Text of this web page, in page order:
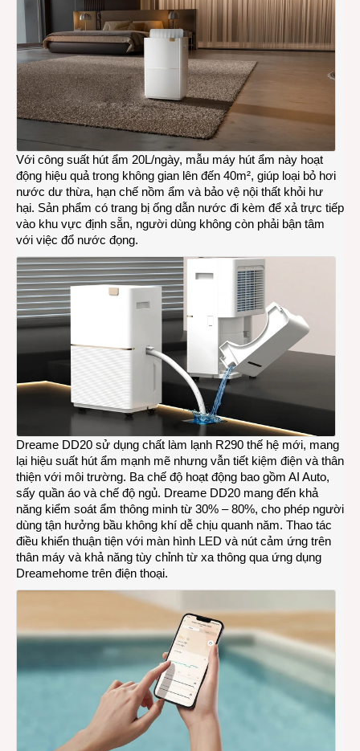
Với công suất hút ẩm 20L/ngày, mẫu máy hút ẩm này hoạt
động hiệu quả trong không gian lên đến 40m², giúp loại bỏ hơi
nước dư thừa, hạn chế nồm ẩm và bảo vệ nội thất khỏi hư
hại. Sản phẩm có trang bị ống dẫn nước đi kèm để xả trực tiếp
vào khu vực định sẵn, người dùng không còn phải bận tâm
với việc đổ nước đọng.
Dreame DD20 sử dụng chất làm lạnh R290 thế hệ mới, mang
lại hiệu suất hút ẩm mạnh mẽ nhưng vẫn tiết kiệm điện và thân
thiện với môi trường. Ba chế độ hoạt động bao gồm AI Auto,
sấy quần áo và chế độ ngủ. Dreame DD20 mang đến khả
năng kiểm soát ẩm thông minh từ 30% – 80%, cho phép người
dùng tận hưởng bầu không khí dễ chịu quanh năm. Thao tác
điều khiển thuận tiện với màn hình LED và nút cảm ứng trên
thân máy và khả năng tùy chỉnh từ xa thông qua ứng dụng
Dreamehome trên điện thoại.